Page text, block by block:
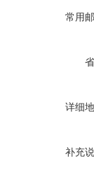
常用
详细
补充